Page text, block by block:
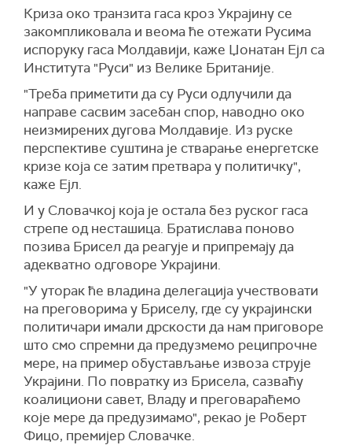
Криза око транзита гаса кроз Украјину се
закомпликовала и веома ће отежати Русима
испоруку гаса Молдавији, каже Џонатан Ејл са
Института "Руси" из Велике Британије.
"Треба приметити да су Руси одлучили да
направе сасвим засебан спор, наводно око
неизмирених дугова Молдавије. Из руске
перспективе суштина је стварање енергетске
кризе која се затим претвара у политичку",
каже Ејл.
И у Словачкој која је остала без руског гаса
стрепе од несташица. Братислава поново
позива Брисел да реагује и припремају да
адекватно одговоре Украјини.
"У уторак ће владина делегација учествовати
на преговорима у Бриселу, где су украјински
политичари имали дрскости да нам приговоре
што смо спремни да предузмемо реципрочне
мере, на пример обустављање извоза струје
Украјини. По повратку из Брисела, сазваћу
коалициони савет, Владу и преговараћемо
које мере да предузимамо", рекао је Роберт
Фицо, премијер Словачке.